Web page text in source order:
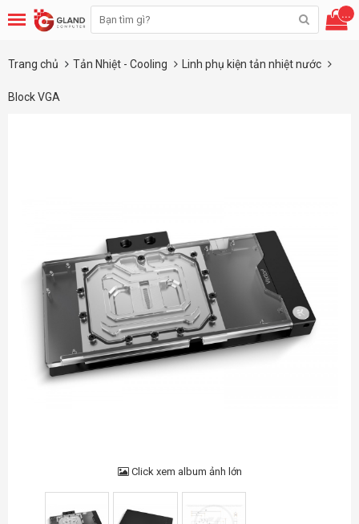
...
Trang chủ Tản Nhiệt - Cooling Linh phụ kiện tản nhiệt nước
Block VGA
Click xem album ảnh lớn